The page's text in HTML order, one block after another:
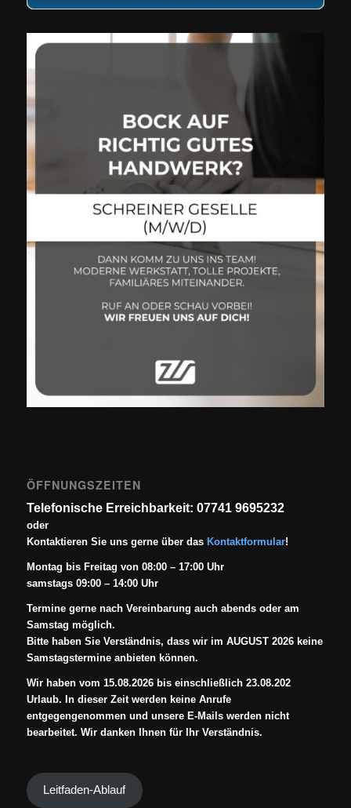
ÖFFNUNGSZEITEN
Telefonische Erreichbarkeit: 07741 9695232
oder
Kontaktieren Sie uns gerne über das Kontaktformular!
Montag bis Freitag von 08:00 – 17:00 Uhr
samstags 09:00 – 14:00 Uhr
Termine gerne nach Vereinbarung auch abends oder am
Samstag möglich.
Bitte haben Sie Verständnis, dass wir im AUGUST 2026 keine
Samstagstermine anbieten können.
Wir haben vom 15.08.2026 bis einschließlich 23.08.202
Urlaub. In dieser Zeit werden keine Anrufe
entgegengenommen und unsere E-Mails werden nicht
bearbeitet. Wir danken Ihnen für Ihr Verständnis.
Leitfaden-Ablauf